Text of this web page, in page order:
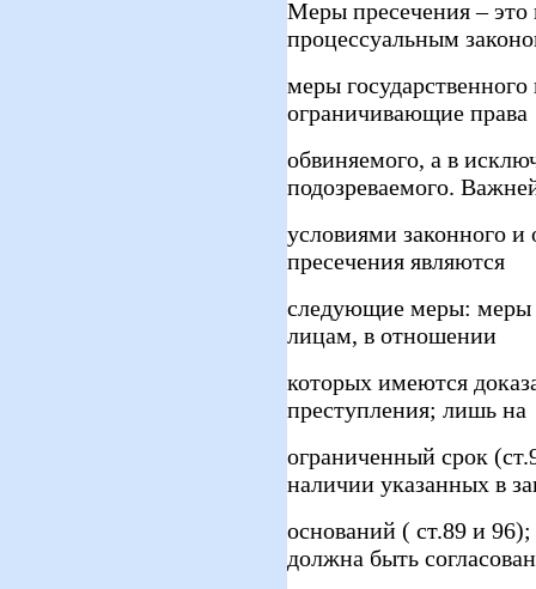
Меры пресечения – это
процессуальным
меры
ограничивающие права
обвиняемого, а в
подозреваемого.
условиями законного
пресечения являются
следующие меры: меры
лицам, в отношении
которых имеются
преступления; лишь на
ограниченный срок
наличии указанных в
оснований ( ст.89 и
должна быть